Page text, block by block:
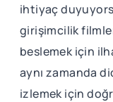
ihtiyaç
girişimcilik
beslemek için
aynı zamanda
izlemek için